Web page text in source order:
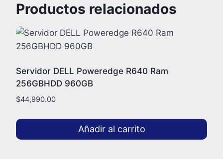
Productos relacionados
Servidor DELL Poweredge R640 Ram
256GBHDD 960GB
$44,990.00
Añadir al carrito